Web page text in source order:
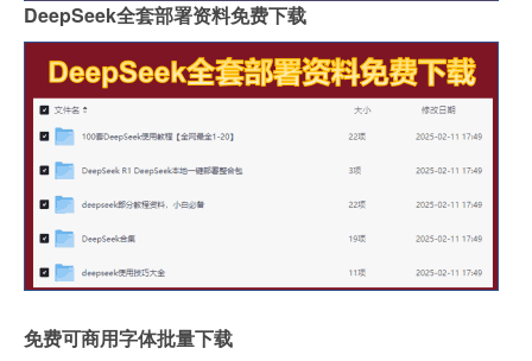
DeepSeek全套部署资料免费下载
免费可商用字体批量下载